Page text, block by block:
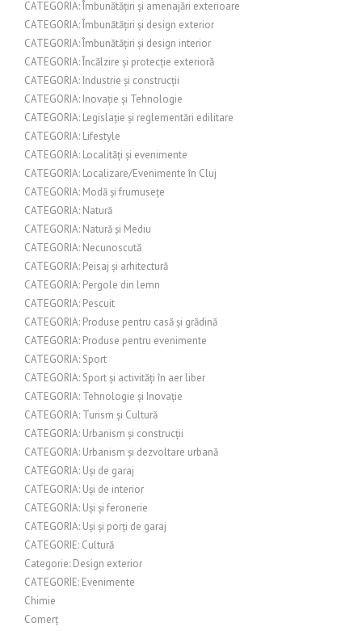
CATEGORIA: Îmbunătățiri și amenajări exterioare
CATEGORIA: Îmbunătățiri și design exterior
CATEGORIA: Îmbunătățiri și design interior
CATEGORIA: Încălzire și protecție exterioră
CATEGORIA: Industrie și construcții
CATEGORIA: Inovație și Tehnologie
CATEGORIA: Legislație și reglementări edilitare
CATEGORIA: Lifestyle
CATEGORIA: Localități și evenimente
CATEGORIA: Localizare/Evenimente în Cluj
CATEGORIA: Modă și frumusețe
CATEGORIA: Natură
CATEGORIA: Natură și Mediu
CATEGORIA: Necunoscută
CATEGORIA: Peisaj și arhitectură
CATEGORIA: Pergole din lemn
CATEGORIA: Pescuit
CATEGORIA: Produse pentru casă și grădină
CATEGORIA: Produse pentru evenimente
CATEGORIA: Sport
CATEGORIA: Sport și activități în aer liber
CATEGORIA: Tehnologie și Inovație
CATEGORIA: Turism și Cultură
CATEGORIA: Urbanism și construcții
CATEGORIA: Urbanism și dezvoltare urbană
CATEGORIA: Uși de garaj
CATEGORIA: Uși de interior
CATEGORIA: Uși și feronerie
CATEGORIA: Uși și porți de garaj
CATEGORIE: Cultură
Categorie: Design exterior
CATEGORIE: Evenimente
Chimie
Comerț